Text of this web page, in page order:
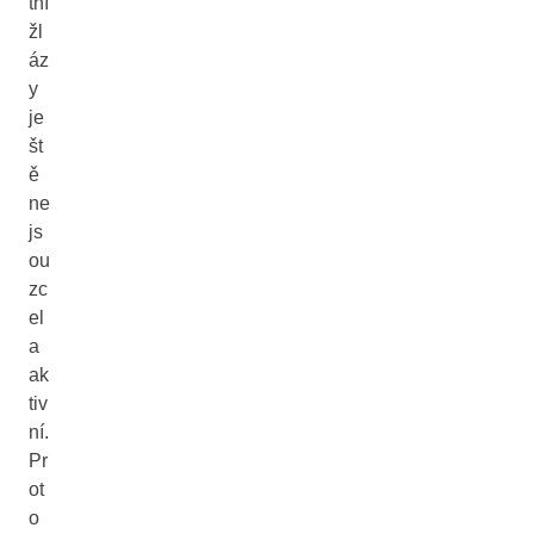
žl
áz
y
je
št
ě
ne
js
ou
zc
el
a
ak
tiv
ní.
Pr
ot
o